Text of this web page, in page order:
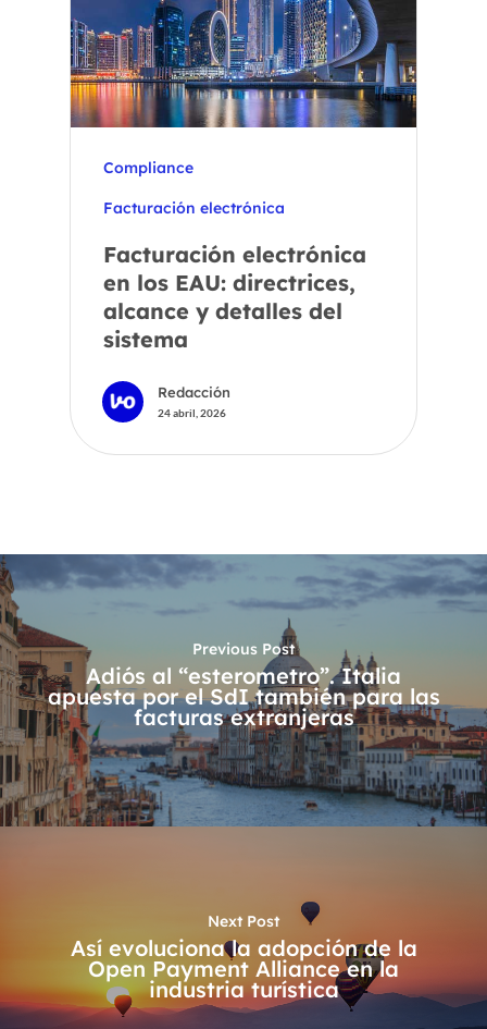
Compliance
Facturación electrónica
Facturación electrónica
en los EAU: directrices,
alcance y detalles del
sistema
Redacción
24 abril, 2026
Previous Post
Adiós al “esterometro”. Italia
apuesta por el SdI también para las
facturas extranjeras
Next Post
Así evoluciona la adopción de la
Open Payment Alliance en la
industria turística